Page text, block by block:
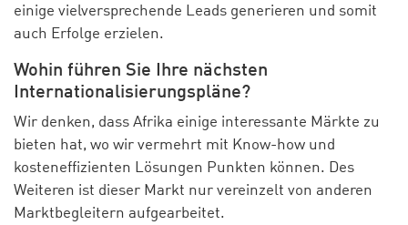
einige vielversprechende Leads generieren und somit
auch Erfolge erzielen.
Wohin führen Sie Ihre nächsten
Internationalisierungspläne?
Wir denken, dass Afrika einige interessante Märkte zu
bieten hat, wo wir vermehrt mit Know-how und
kosteneffizienten Lösungen Punkten können. Des
Weiteren ist dieser Markt nur vereinzelt von anderen
Marktbegleitern aufgearbeitet.